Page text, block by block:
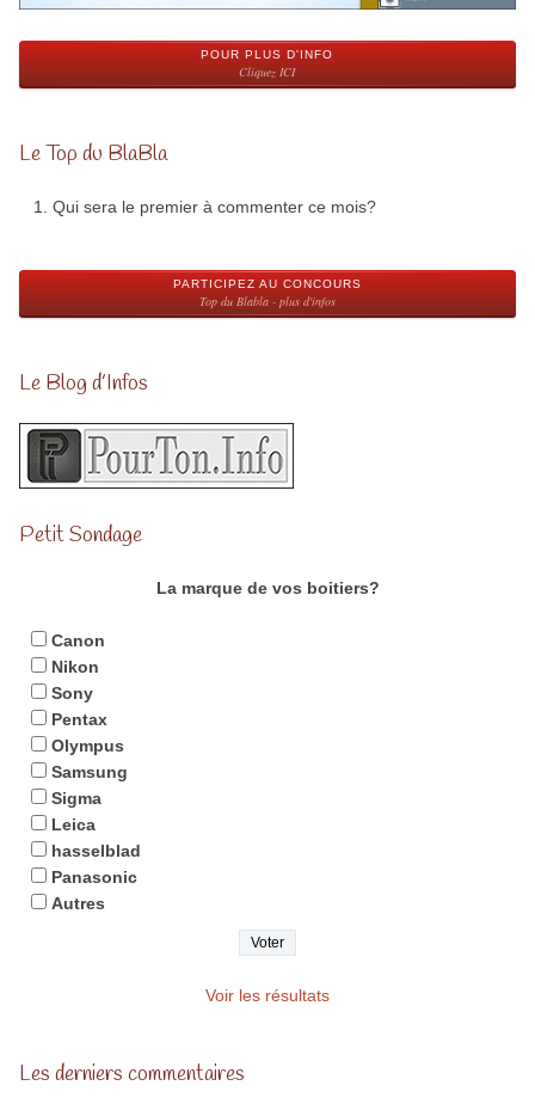
POUR PLUS D'INFO
Cliquez ICI
Le Top du BlaBla
Qui sera le premier à commenter ce mois?
PARTICIPEZ AU CONCOURS
Top du Blabla - plus d'infos
Le Blog d’Infos
Petit Sondage
La marque de vos boitiers?
Canon
Nikon
Sony
Pentax
Olympus
Samsung
Sigma
Leica
hasselblad
Panasonic
Autres
Voir les résultats
Les derniers commentaires